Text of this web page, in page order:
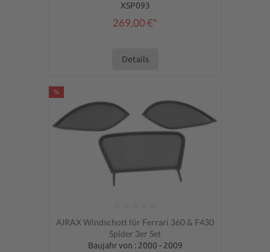
XSP093
269,00 €*
Details
%
Durchschnittliche Bewertung von 0 von 5 Sternen
AIRAX Windschott für Ferrari 360 & F430
Spider 3er Set
Baujahr von : 2000 - 2009